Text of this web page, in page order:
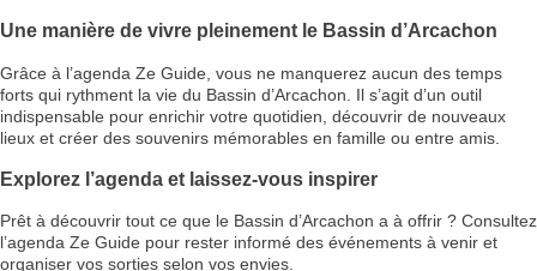
Une manière de vivre pleinement le Bassin d’Arcachon
Grâce à l’agenda Ze Guide, vous ne manquerez aucun des temps
forts qui rythment la vie du Bassin d’Arcachon. Il s’agit d’un outil
indispensable pour enrichir votre quotidien, découvrir de nouveaux
lieux et créer des souvenirs mémorables en famille ou entre amis.
Explorez l’agenda et laissez-vous inspirer
Prêt à découvrir tout ce que le Bassin d’Arcachon a à offrir ? Consultez
l’agenda Ze Guide pour rester informé des événements à venir et
organiser vos sorties selon vos envies.